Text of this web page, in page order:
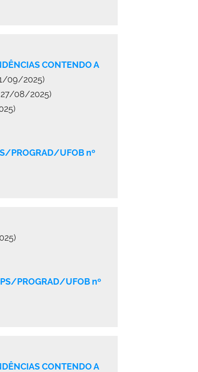
CONTENDO A
09/2025)
08/2025)
PROGRAD/UFOB nº
PROGRAD/UFOB nº
CONTENDO A